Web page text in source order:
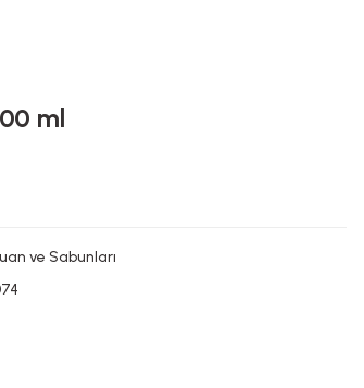
ml
ve Sabunları